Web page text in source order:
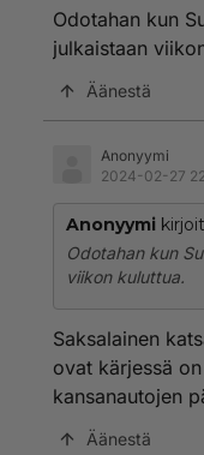
Odotahan kun
julkaistaan
Äänestä
Anonyymi
2024-02-27
Anonyymi
Odotahan kun
viikon kuluttua.
Saksalainen
ovat kärjessä
kansanautojen
Äänestä